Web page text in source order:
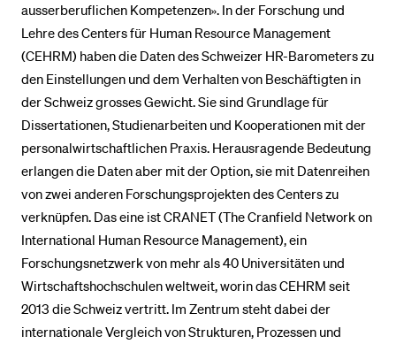
ausserberuflichen Kompetenzen». In der Forschung und
Lehre des Centers für Human Resource Management
(CEHRM) haben die Daten des Schweizer HR-Barometers zu
den Einstellungen und dem Verhalten von Beschäftigten in
der Schweiz grosses Gewicht. Sie sind Grundlage für
Dissertationen, Studienarbeiten und Kooperationen mit der
personalwirtschaftlichen Praxis. Herausragende Bedeutung
erlangen die Daten aber mit der Option, sie mit Datenreihen
von zwei anderen Forschungsprojekten des Centers zu
verknüpfen. Das eine ist CRANET (The Cranfield Network on
International Human Resource Management), ein
Forschungsnetzwerk von mehr als 40 Universitäten und
Wirtschaftshochschulen weltweit, worin das CEHRM seit
2013 die Schweiz vertritt. Im Zentrum steht dabei der
internationale Vergleich von Strukturen, Prozessen und